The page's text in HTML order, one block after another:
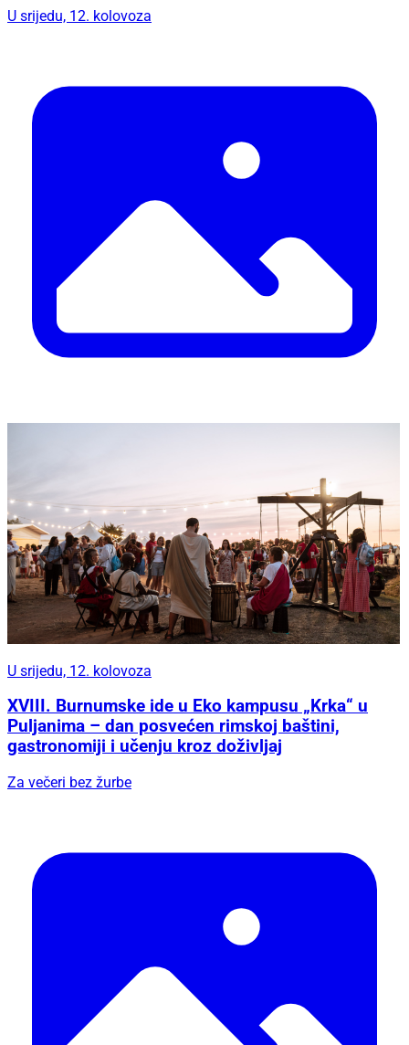
U srijedu, 12. kolovoza
U srijedu, 12. kolovoza
XVIII. Burnumske ide u Eko kampusu „Krka“ u
Puljanima – dan posvećen rimskoj baštini,
gastronomiji i učenju kroz doživljaj
Za večeri bez žurbe